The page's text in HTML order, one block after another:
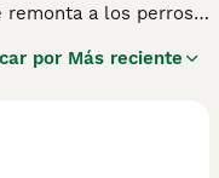
remonta a los perros
forman las cuatro
por Más reciente